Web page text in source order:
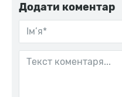
Додати коментар